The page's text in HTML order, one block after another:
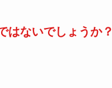
はないでしょうか？